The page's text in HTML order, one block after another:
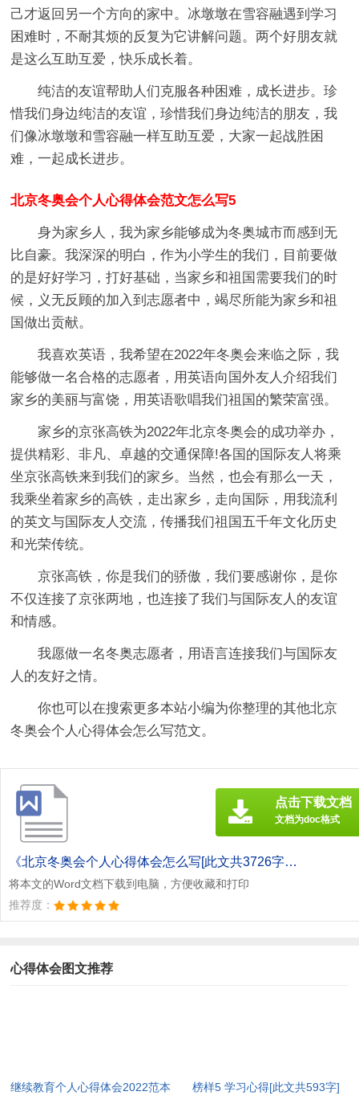
己才返回另一个方向的家中。冰墩墩在雪容融遇到学习
困难时，不耐其烦的反复为它讲解问题。两个好朋友就
是这么互助互爱，快乐成长着。
纯洁的友谊帮助人们克服各种困难，成长进步。珍
惜我们身边纯洁的友谊，珍惜我们身边纯洁的朋友，我
们像冰墩墩和雪容融一样互助互爱，大家一起战胜困
难，一起成长进步。
北京冬奥会个人心得体会范文怎么写5
身为家乡人，我为家乡能够成为冬奥城市而感到无
比自豪。我深深的明白，作为小学生的我们，目前要做
的是好好学习，打好基础，当家乡和祖国需要我们的时
候，义无反顾的加入到志愿者中，竭尽所能为家乡和祖
国做出贡献。
我喜欢英语，我希望在2022年冬奥会来临之际，我
能够做一名合格的志愿者，用英语向国外友人介绍我们
家乡的美丽与富饶，用英语歌唱我们祖国的繁荣富强。
家乡的京张高铁为2022年北京冬奥会的成功举办，
提供精彩、非凡、卓越的交通保障!各国的国际友人将乘
坐京张高铁来到我们的家乡。当然，也会有那么一天，
我乘坐着家乡的高铁，走出家乡，走向国际，用我流利
的英文与国际友人交流，传播我们祖国五千年文化历史
和光荣传统。
京张高铁，你是我们的骄傲，我们要感谢你，是你
不仅连接了京张两地，也连接了我们与国际友人的友谊
和情感。
我愿做一名冬奥志愿者，用语言连接我们与国际友
人的友好之情。
你也可以在搜索更多本站小编为你整理的其他北京
冬奥会个人心得体会怎么写范文。
《北京冬奥会个人心得体会怎么写[此文共3726字].doc》
将本文的Word文档下载到电脑，方便收藏和打印
推荐度：
点击下载文档
文档为doc格式
心得体会图文推荐
继续教育个人心得体会2022范本
榜样5 学习心得[此文共593字]